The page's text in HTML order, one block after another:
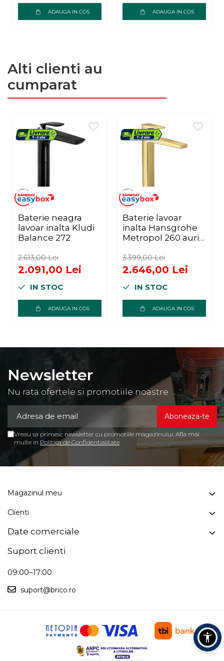
ADAUGA IN COS ADAUGA IN COS
Alti clienti au
cumparat
Baterie neagra
lavoar inalta Kludi
Balance 272
2.613,00 Lei
2.091,00 Lei
IN STOC
ADAUGA IN COS
Baterie lavoar
inalta Hansgrohe
Metropol 260 auriu
3.399,00 Lei
2.646,00 Lei
IN STOC
ADAUGA IN COS
Newsletter
Nu rata ofertele si promotiile noastre
Vreau sa primesc newsletter cu promotiile magazinului. Afla mai
multe in Politica de Confidentialitate
Magazinul meu
Clienti
Date comerciale
Suport clienti
09:00–17:00
suport@brico.ro